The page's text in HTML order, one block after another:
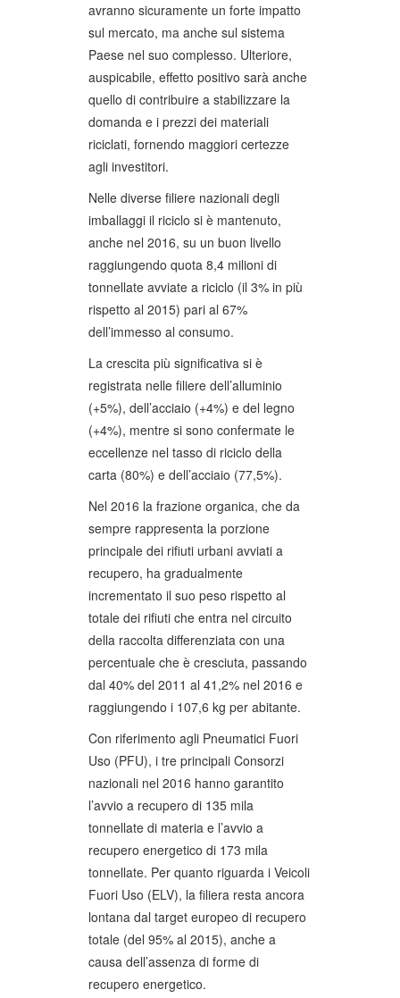
avranno sicuramente un forte impatto
sul mercato, ma anche sul sistema
Paese nel suo complesso. Ulteriore,
auspicabile, effetto positivo sarà anche
quello di contribuire a stabilizzare la
domanda e i prezzi dei materiali
riciclati, fornendo maggiori certezze
agli investitori.
Nelle diverse filiere nazionali degli
imballaggi il riciclo si è mantenuto,
anche nel 2016, su un buon livello
raggiungendo quota 8,4 milioni di
tonnellate avviate a riciclo (il 3% in più
rispetto al 2015) pari al 67%
dell’immesso al consumo.
La crescita più significativa si è
registrata nelle filiere dell’alluminio
(+5%), dell’acciaio (+4%) e del legno
(+4%), mentre si sono confermate le
eccellenze nel tasso di riciclo della
carta (80%) e dell’acciaio (77,5%).
Nel 2016 la frazione organica, che da
sempre rappresenta la porzione
principale dei rifiuti urbani avviati a
recupero, ha gradualmente
incrementato il suo peso rispetto al
totale dei rifiuti che entra nel circuito
della raccolta differenziata con una
percentuale che è cresciuta, passando
dal 40% del 2011 al 41,2% nel 2016 e
raggiungendo i 107,6 kg per abitante.
Con riferimento agli Pneumatici Fuori
Uso (PFU), i tre principali Consorzi
nazionali nel 2016 hanno garantito
l’avvio a recupero di 135 mila
tonnellate di materia e l’avvio a
recupero energetico di 173 mila
tonnellate. Per quanto riguarda i Veicoli
Fuori Uso (ELV), la filiera resta ancora
lontana dal target europeo di recupero
totale (del 95% al 2015), anche a
causa dell’assenza di forme di
recupero energetico.